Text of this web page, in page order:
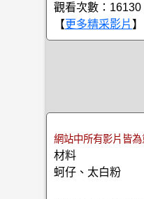
觀看次數：16130
【更多精采影片
網站中所有影片皆
材料
蚵仔、太白粉